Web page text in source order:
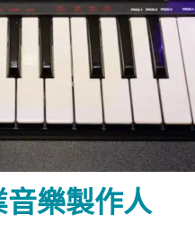
樂製作人